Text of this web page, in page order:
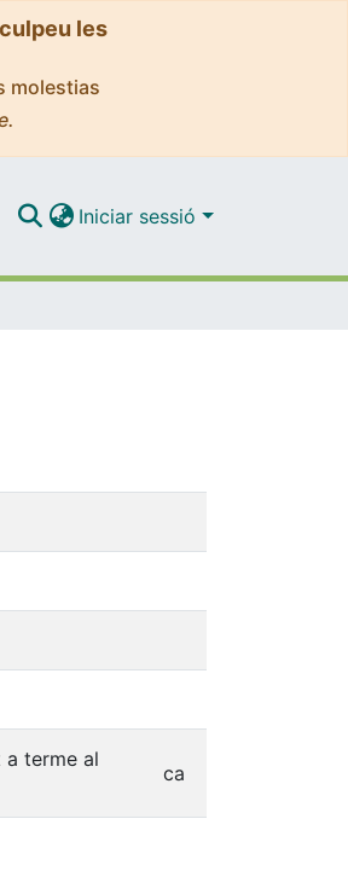
les
molestias
Iniciar sessió
a terme al
ca